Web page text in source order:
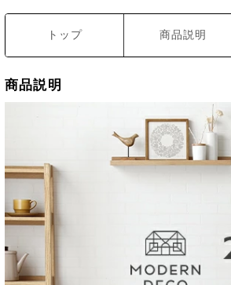
トップ 商品説明
商品説明